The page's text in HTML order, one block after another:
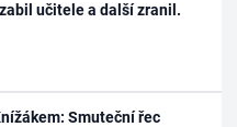
učitele a další zranil.
Smuteční řec